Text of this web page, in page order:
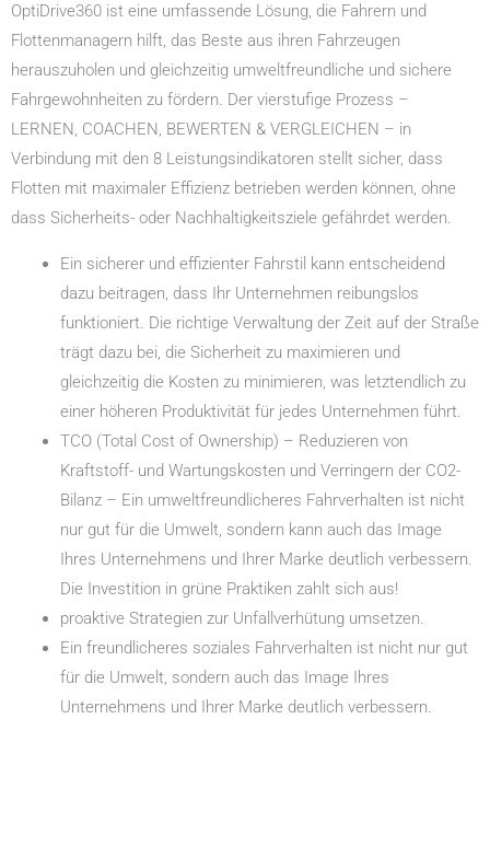
OptiDrive360 ist eine umfassende Lösung, die Fahrern und
Flottenmanagern hilft, das Beste aus ihren Fahrzeugen
herauszuholen und gleichzeitig umweltfreundliche und sichere
Fahrgewohnheiten zu fördern. Der vierstufige Prozess –
LERNEN, COACHEN, BEWERTEN & VERGLEICHEN – in
Verbindung mit den 8 Leistungsindikatoren stellt sicher, dass
Flotten mit maximaler Effizienz betrieben werden können, ohne
dass Sicherheits- oder Nachhaltigkeitsziele gefährdet werden.
Ein sicherer und effizienter Fahrstil kann entscheidend
dazu beitragen, dass Ihr Unternehmen reibungslos
funktioniert. Die richtige Verwaltung der Zeit auf der Straße
trägt dazu bei, die Sicherheit zu maximieren und
gleichzeitig die Kosten zu minimieren, was letztendlich zu
einer höheren Produktivität für jedes Unternehmen führt.
TCO (Total Cost of Ownership) – Reduzieren von
Kraftstoff- und Wartungskosten und Verringern der CO2-
Bilanz – Ein umweltfreundlicheres Fahrverhalten ist nicht
nur gut für die Umwelt, sondern kann auch das Image
Ihres Unternehmens und Ihrer Marke deutlich verbessern.
Die Investition in grüne Praktiken zahlt sich aus!
proaktive Strategien zur Unfallverhütung umsetzen.
Ein freundlicheres soziales Fahrverhalten ist nicht nur gut
für die Umwelt, sondern auch das Image Ihres
Unternehmens und Ihrer Marke deutlich verbessern.